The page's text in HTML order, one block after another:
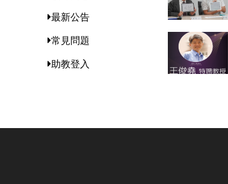
最新公告
常見問題
助教登入